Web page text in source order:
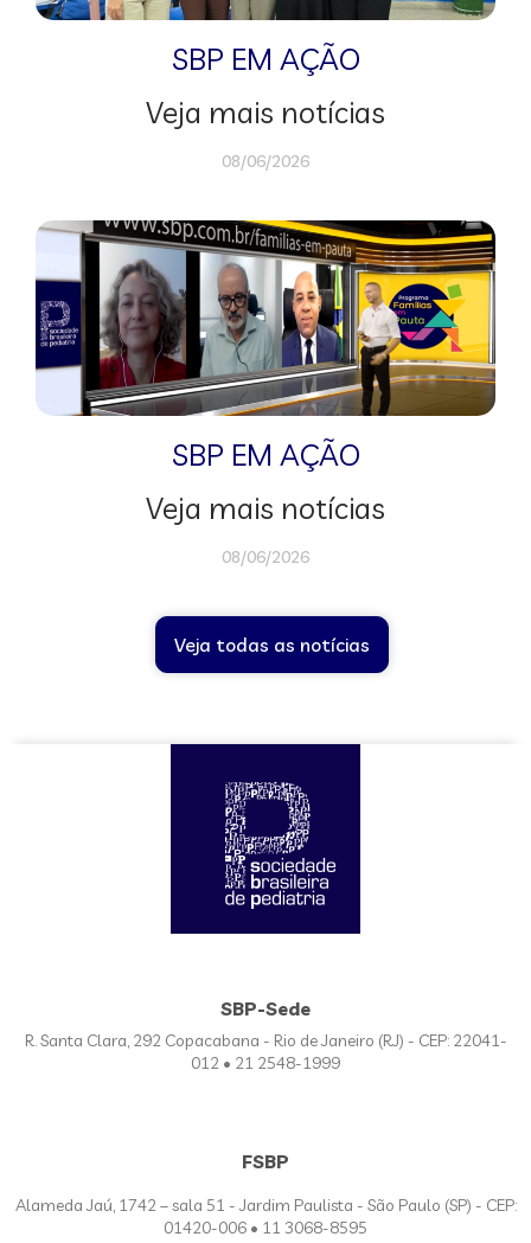
SBP EM AÇÃO
Veja mais notícias
08/06/2026
SBP EM AÇÃO
Veja mais notícias
08/06/2026
Veja todas as notícias
SBP-Sede
R. Santa Clara, 292 Copacabana - Rio de Janeiro (RJ) - CEP: 22041-
012 • 21 2548-1999
FSBP
Alameda Jaú, 1742 – sala 51 - Jardim Paulista - São Paulo (SP) - CEP:
01420-006 • 11 3068-8595